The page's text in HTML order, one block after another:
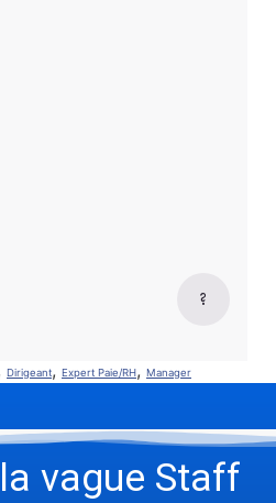
Dirigeant, Expert Paie/RH, Manager
vague Staff